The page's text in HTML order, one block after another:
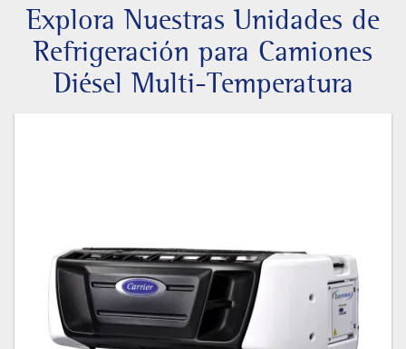
Explora Nuestras Unidades de
Refrigeración para Camiones
Diésel Multi-Temperatura